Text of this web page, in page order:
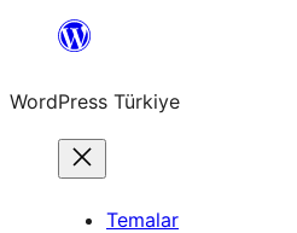
İçeriğe
WordPress Türkiye
Temalar